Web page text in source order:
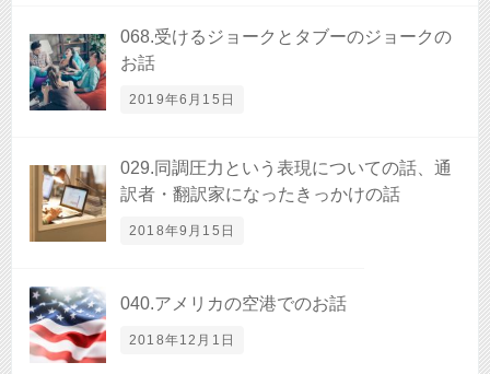
068.受けるジョークとタブーのジョークの
お話
2019年6月15日
029.同調圧力という表現についての話、通
訳者・翻訳家になったきっかけの話
2018年9月15日
040.アメリカの空港でのお話
2018年12月1日